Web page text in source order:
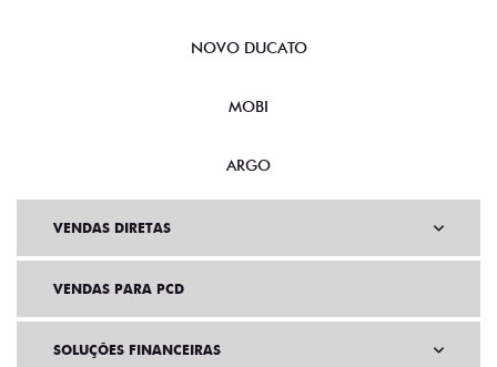
NOVO DUCATO
MOBI
ARGO
VENDAS DIRETAS
VENDAS PARA PCD
SOLUÇÕES FINANCEIRAS